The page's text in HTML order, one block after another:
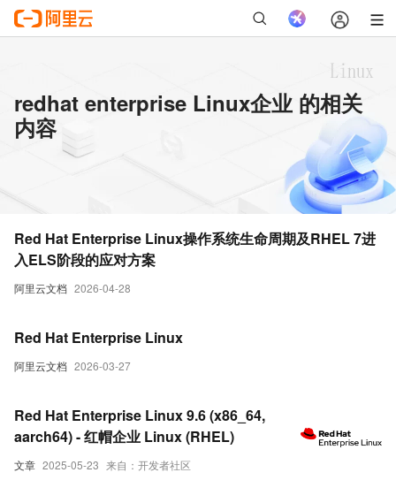
redhat enterprise Linux企业 的相关
内容
阿里云文档 2026-04-28
Red Hat Enterprise Linux操作系统生命周期及RHEL 7进
入ELS阶段的应对方案
阿里云文档 2026-03-27
Red Hat Enterprise Linux
文章 2025-05-23 来自：开发者社区
Red Hat Enterprise Linux 9.6 (x86_64,
aarch64) - 红帽企业 Linux (RHEL)